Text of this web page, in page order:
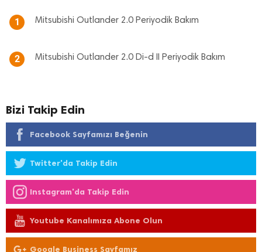
1 Mitsubishi Outlander 2.0 Periyodik Bakım
2 Mitsubishi Outlander 2.0 Di-d II Periyodik Bakım
Bizi Takip Edin
Facebook Sayfamızı Beğenin
Twitter'da Takip Edin
Instagram'da Takip Edin
Youtube Kanalımıza Abone Olun
Google Business Sayfamız